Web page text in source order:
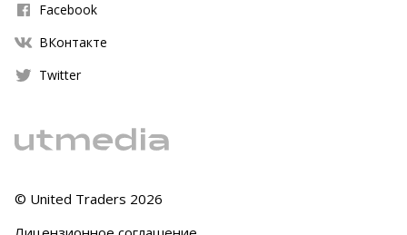
© United Traders 2026
Facebook
ВКонтакте
Twitter